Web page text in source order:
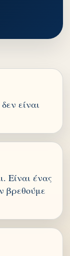
είναι
Είναι ένας
βρεθούμε